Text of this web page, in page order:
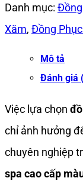
Danh mục:
Xăm, Đồng
Mô tả
Đánh giá
Việc lựa chọn
chỉ ảnh hưởng
chuyên nghiệp
spa cao cấp